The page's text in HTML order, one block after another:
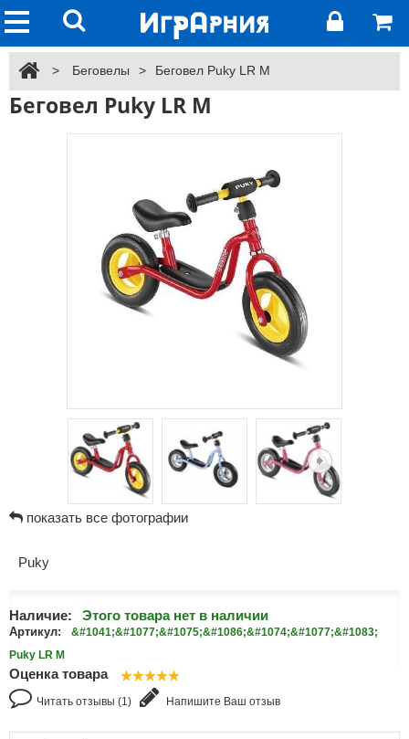
> Беговелы > Беговел Puky LR M
Беговел Puky LR M
показать все фотографии
Puky
Наличие: Этого товара нет в наличии
Артикул:
&#1041;&#1077;&#1075;&#1086;&#1074;&#1077;&#1083;
Puky LR M
Оценка товара
Читать отзывы (1) Напишите Ваш отзыв